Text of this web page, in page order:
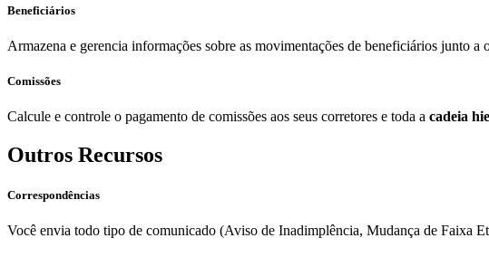
Beneficiários
Armazena e gerencia informações sobre as movimentações de beneficiários junto a
Comissões
Calcule e controle o pagamento de comissões aos seus corretores e toda a cadeia
Outros Recursos
Correspondências
Você envia todo tipo de comunicado (Aviso de Inadimplência, Mudança de Faixa